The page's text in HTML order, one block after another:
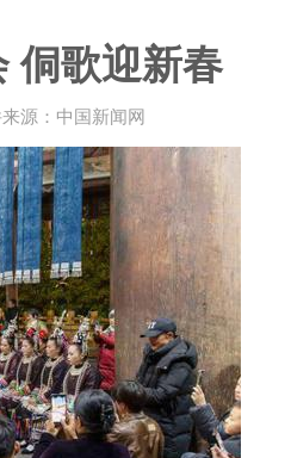
侗歌迎新春
源：中国新闻网